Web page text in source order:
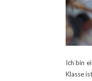
Ich bin
Klasse